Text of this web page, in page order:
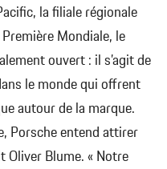
la filiale régionale
Mondiale, le
ouvert : il s’agit de
le monde qui offrent
autour de la marque.
Porsche entend attirer
Oliver Blume. « Notre